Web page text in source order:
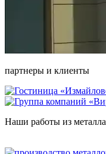
партнеры и клиенты
Наши работы из металла